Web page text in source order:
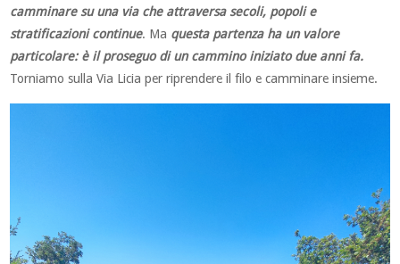
camminare su una via che attraversa secoli, popoli e
stratificazioni continue. Ma questa partenza ha un valore
particolare: è il proseguo di un cammino iniziato due anni fa.
Torniamo sulla Via Licia per riprendere il filo e camminare insieme.